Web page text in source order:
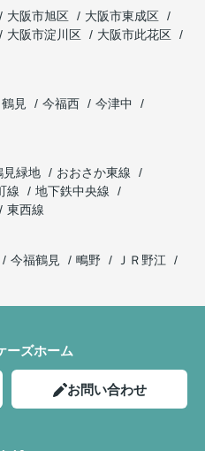
大阪市旭区
大阪市東成区
大阪市淀川区
大阪市此花区
鶴見 今福西
今津中
見緑地
おおさか東線
線
地下鉄中央線
東西線
今福鶴見 鴫野
ＪＲ野江
ーズホーム
お問い合わせ